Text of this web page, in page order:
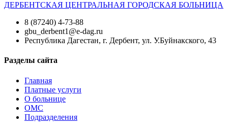
ДЕРБЕНТСКАЯ ЦЕНТРАЛЬНАЯ ГОРОДСКАЯ БОЛЬНИЦА
8 (87240) 4-73-88
gbu_derbent1@e-dag.ru
Республика Дагестан, г. Дербент, ул. У.Буйнакского, 43
Разделы сайта
Главная
Платные услуги
О больнице
ОМС
Подразделения